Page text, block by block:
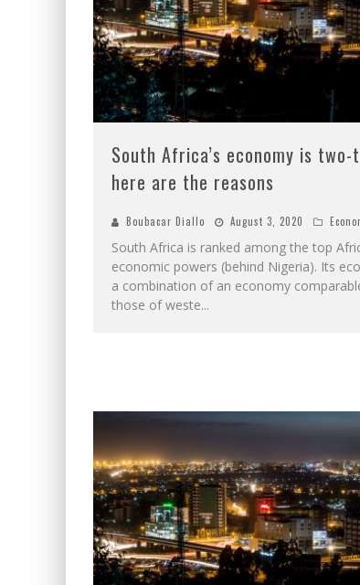
South Africa’s economy is
here are the reasons
Boubacar Diallo August 3, 2020
South Africa is ranked among the top
economic powers (behind Nigeria). Its
a combination of an economy
those of weste...